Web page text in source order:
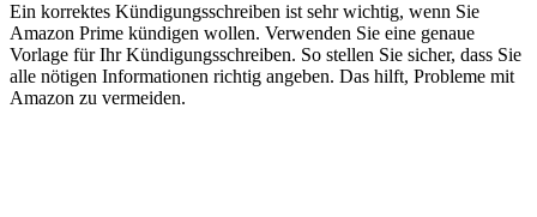
Ein korrektes Kündigungsschreiben ist sehr wichtig, wenn Sie
Amazon Prime kündigen wollen. Verwenden Sie eine genaue
Vorlage für Ihr Kündigungsschreiben. So stellen Sie sicher, dass Sie
alle nötigen Informationen richtig angeben. Das hilft, Probleme mit
Amazon zu vermeiden.